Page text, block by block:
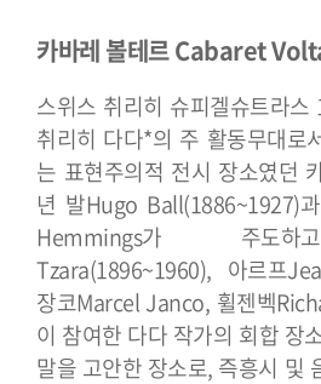
카바레 볼테르 Cabaret
스위스 취리히 슈피겔슈트라
취리히 다다*의 주 활동무대로
는 표현주의적 전시 장소였던
년 발Hugo Ball(1886~1927)
Hemmings가 주도
Tzara(1896~1960), 아르프
장코Marcel Janco, 휠젠벡
이 참여한 다다 작가의 회합 장
말을 고안한 장소로, 즉흥시 및